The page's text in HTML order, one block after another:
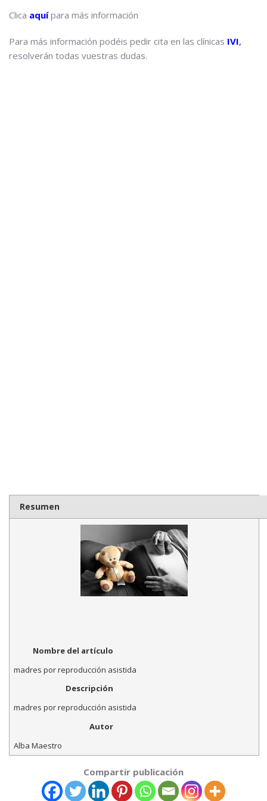
Clica aquí para más información
Para más información podéis pedir cita en las clínicas IVI,
resolverán todas vuestras dudas.
Resumen
Nombre del artículo
madres por reproducción asistida
Descripción
madres por reproducción asistida
Autor
Alba Maestro
Compartir publicación